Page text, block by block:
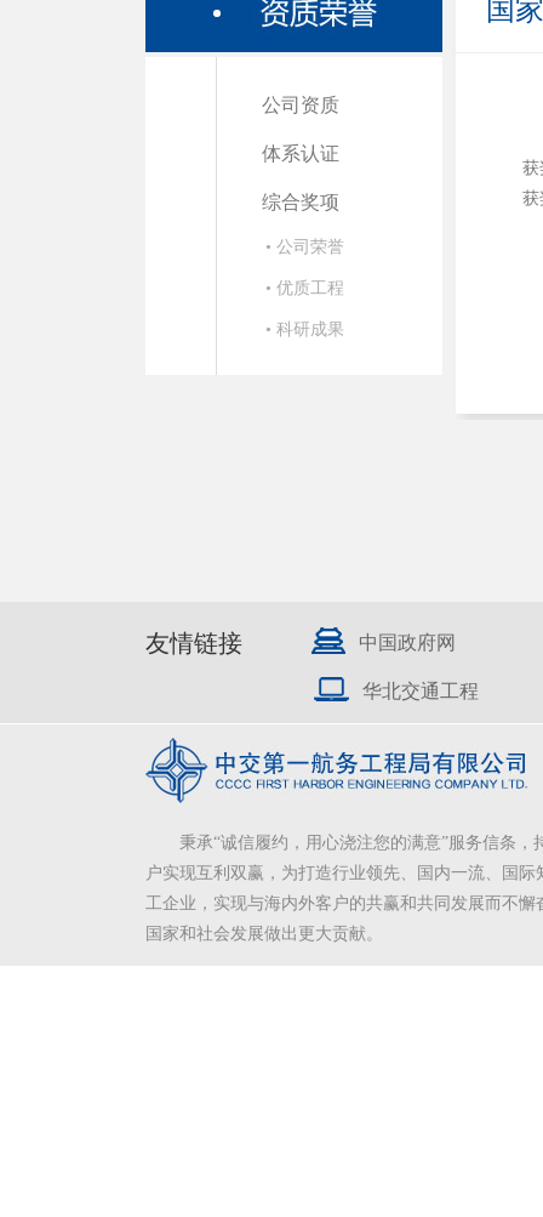
公司资质
体系认证
综合奖项
• 公司荣誉
• 优质工程
• 科研成果
国
获
获
友情链接 中国政府网
华北交通工程
秉承“诚信履约，用心浇注您的满意”服务信条，
户实现互利双赢，为打造行业领先、国内一流、国际
工企业，实现与海内外客户的共赢和共同发展而不懈
国家和社会发展做出更大贡献。